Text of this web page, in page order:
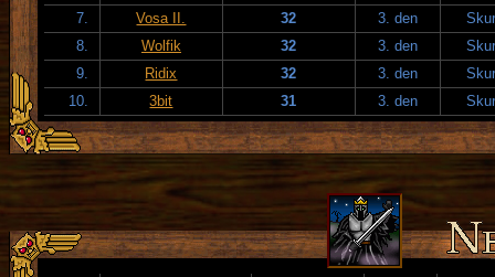
7.
Vosa II. 32 3. den
8.
Wolfik 32 3. den
9.
Ridix 32 3. den
10.
3bit 31 3. den